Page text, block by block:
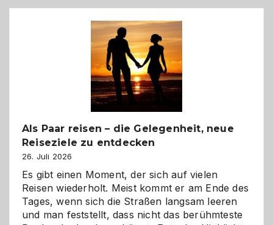
Als Paar reisen – die Gelegenheit, neue
Reiseziele zu entdecken
26. Juli 2026
Es gibt einen Moment, der sich auf vielen
Reisen wiederholt. Meist kommt er am Ende des
Tages, wenn sich die Straßen langsam leeren
und man feststellt, dass nicht das berühmteste